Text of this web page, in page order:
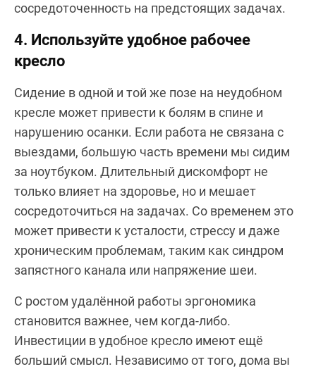
сосредоточенность на предстоящих задачах.
4. Используйте удобное рабочее
кресло
Сидение в одной и той же позе на неудобном
кресле может привести к болям в спине и
нарушению осанки. Если работа не связана с
выездами, большую часть времени мы сидим
за ноутбуком. Длительный дискомфорт не
только влияет на здоровье, но и мешает
сосредоточиться на задачах. Со временем это
может привести к усталости, стрессу и даже
хроническим проблемам, таким как синдром
запястного канала или напряжение шеи.
С ростом удалённой работы эргономика
становится важнее, чем когда-либо.
Инвестиции в удобное кресло имеют ещё
больший смысл. Независимо от того, дома вы